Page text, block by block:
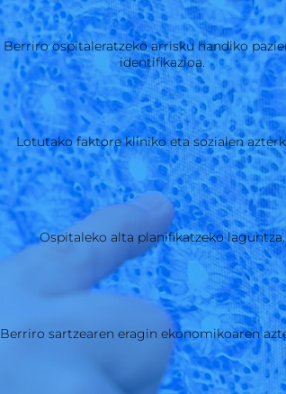
Berriro ospitaleratzeko arrisku handiko
identifikazioa.
Lotutako faktore kliniko eta sozialen
Ospitaleko alta planifikatzeko laguntza.
Berriro sartzearen eragin ekonomikoaren